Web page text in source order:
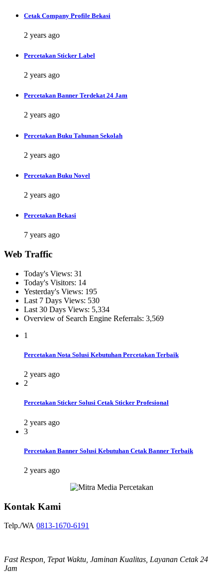
Cetak Company Profile Bekasi
2 years ago
Percetakan Sticker Label
2 years ago
Percetakan Banner Terdekat 24 Jam
2 years ago
Percetakan Buku Tahunan Sekolah
2 years ago
Percetakan Buku Novel
2 years ago
Percetakan Bekasi
7 years ago
Web Traffic
Today's Views: 31
Today's Visitors: 14
Yesterday's Views: 195
Last 7 Days Views: 530
Last 30 Days Views: 5,334
Overview of Search Engine Referrals: 3,569
1
Percetakan Nota Solusi Kebutuhan Percetakan Terbaik
2 years ago
2
Percetakan Sticker Solusi Cetak Sticker Profesional
2 years ago
3
Percetakan Banner Solusi Kebutuhan Cetak Banner Terbaik
2 years ago
Kontak Kami
Telp./WA 0813-1670-6191
Fast Respon, Tepat Waktu, Jaminan Kualitas, Layanan Cetak 24
Jam